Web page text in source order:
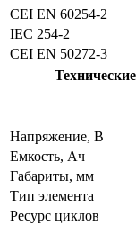
CEI EN 60254-2
IEC 254-2
CEI EN 50272-3
Напряжение, В
Емкость, Ач
Габариты, мм
Тип элемента
Ресурс циклов